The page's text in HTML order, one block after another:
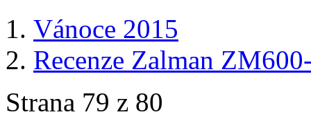
Vánoce 2015
Recenze Zalman
Strana 79 z 80